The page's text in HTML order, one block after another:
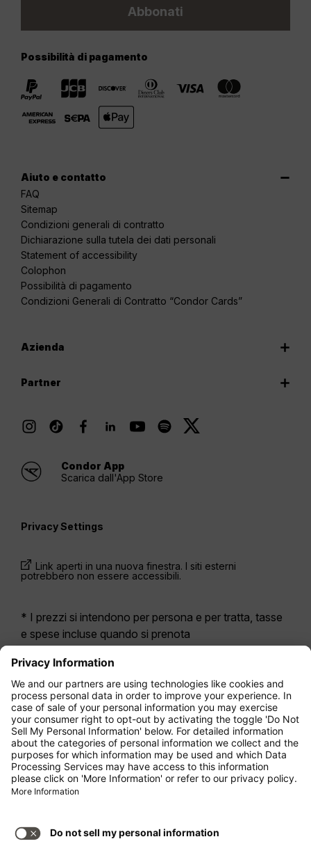
Abbonati
Possibilità di pagamento
Aiuto e contatto
FAQ
Sitemap
Condizioni generali di contratto
Dichiarazione sulla tutela dei dati personali
Statement of accessibility
Colophon
Possibilità di pagamento
Condizioni Generali di Contratto “Condor Cards”
Azienda
Partner
Condor App
Scarica dall'App Store
Privacy Settings
Link aperti in una nuova finestra. I siti esterni
potrebbero non essere accessibili.
* I prezzi si intendono per persona e per tratta, tasse
e spese incluse quando si prenota
contemporaneamente un volo di andata e ritorno.
Erano disponibili nelle ultime 24 ore e potrebbero non
essere più aggiornati. Le tariffe indicate per
l’Economy Class sono solitamente Economy Zero,
la nostra opzione di tariffa più limitata. Potrebbero
essere applicati costi aggiuntivi per ilbagaglioda
stiva registrato o altri servizi opzionali. Vengono
applicate leCondizioni Generali di Contratto.